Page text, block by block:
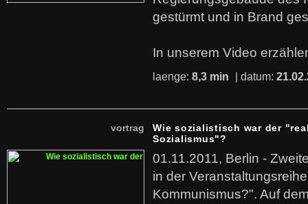
gestürmt und in Brand
In unserem Video
laenge: 8,3 min | datum:
vortrag
Wie sozialistisch war der
Sozialismus"?
01.11.2011, Berlin -
in der
Kommunismus?". Auf